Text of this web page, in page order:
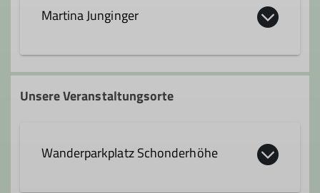
Martina Junginger
martina.junginger@alpenverein-
geislingen.de
Unsere Veranstaltungsorte
Wanderparkplatz Schonderhöhe